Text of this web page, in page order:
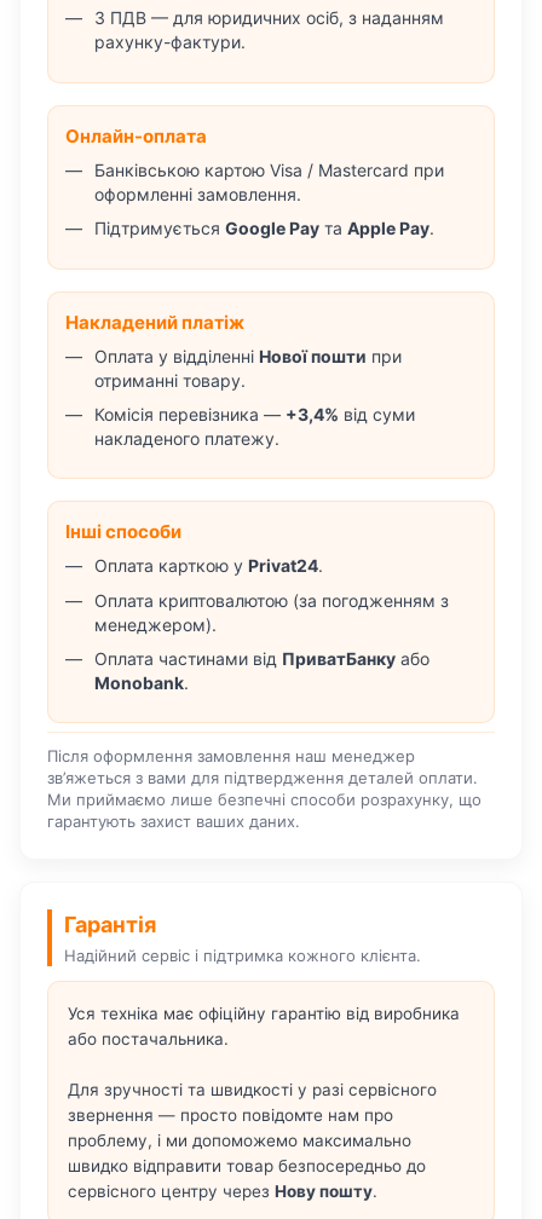
З ПДВ — для юридичних осіб, з наданням
рахунку-фактури.
Онлайн-оплата
Банківською картою Visa / Mastercard при
оформленні замовлення.
Підтримується Google Pay та Apple Pay.
Накладений платіж
Оплата у відділенні Нової пошти при
отриманні товару.
Комісія перевізника — +3,4% від суми
накладеного платежу.
Інші способи
Оплата карткою у Privat24.
Оплата криптовалютою (за погодженням з
менеджером).
Оплата частинами від ПриватБанку або
Monobank.
Після оформлення замовлення наш менеджер
зв’яжеться з вами для підтвердження деталей оплати.
Ми приймаємо лише безпечні способи розрахунку, що
гарантують захист ваших даних.
Гарантія
Надійний сервіс і підтримка кожного клієнта.
Уся техніка має офіційну гарантію від виробника
або постачальника.
Для зручності та швидкості у разі сервісного
звернення — просто повідомте нам про
проблему, і ми допоможемо максимально
швидко відправити товар безпосередньо до
сервісного центру через Нову пошту.